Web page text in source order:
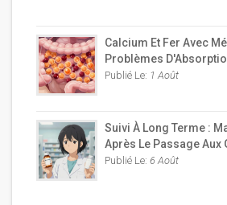
Calcium Et Fer Avec
Problèmes
Publié Le: 1 Août
Suivi À Long Terme :
Après Le Passage Aux
Publié Le: 6 Août